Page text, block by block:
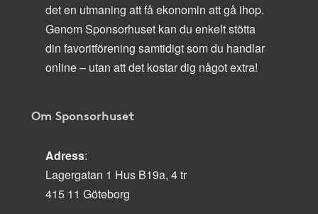
det en utmaning att få ekonomin att gå ihop.
Genom Sponsorhuset kan du enkelt stötta
din favoritförening samtidigt som du handlar
online – utan att det kostar dig något extra!
Om Sponsorhuset
Adress:
Lagergatan 1 Hus B19a, 4 tr
415 11 Göteborg